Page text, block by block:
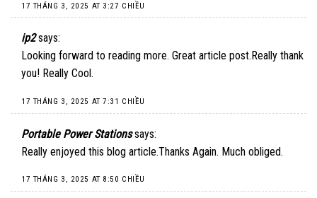
17 THÁNG 3, 2025 AT 3:27 CHIỀU
ip2 says:
Looking forward to reading more. Great article post.Really thank
you! Really Cool.
17 THÁNG 3, 2025 AT 7:31 CHIỀU
Portable Power Stations says:
Really enjoyed this blog article.Thanks Again. Much obliged.
17 THÁNG 3, 2025 AT 8:50 CHIỀU